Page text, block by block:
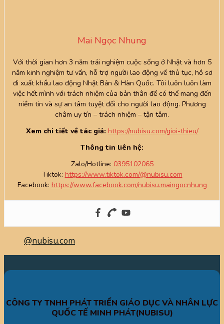
Mai Ngọc Nhung
Với thời gian hơn 3 năm trải nghiệm cuộc sống ở Nhật và hơn 5
năm kinh nghiệm tư vấn, hỗ trợ người lao động về thủ tục, hồ sơ
đi xuất khẩu lao động Nhật Bản & Hàn Quốc. Tôi luôn luôn làm
việc hết mình với trách nhiệm của bản thân để có thể mang đến
niềm tin và sự an tâm tuyệt đối cho người lao động. Phương
châm uy tín – trách nhiệm – tận tâm.
Xem chi tiết về tác giả: https://nubisu.com/gioi-thieu/
Thông tin liên hệ:
Zalo/Hotline: 0395102065
Tiktok: https://www.tiktok.com/@nubisu.com
Facebook: https://www.facebook.com/nubisu.maingocnhung
@nubisu.com
CÔNG TY TNHH PHÁT TRIỂN GIÁO DỤC VÀ NHÂN LỰC
QUỐC TẾ MINH PHÁT(NUBISU)